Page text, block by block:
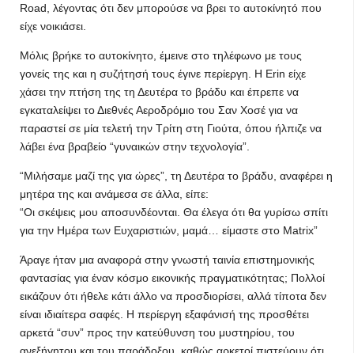
Road, λέγοντας ότι δεν μπορούσε να βρει το αυτοκίνητό που
είχε νοικιάσει.
Μόλις βρήκε το αυτοκίνητο, έμεινε στο τηλέφωνο με τους
γονείς της και η συζήτησή τους έγινε περίεργη. Η Erin είχε
χάσει την πτήση της τη Δευτέρα το βράδυ και έπρεπε να
εγκαταλείψει το Διεθνές Αεροδρόμιο του Σαν Χοσέ για να
παραστεί σε μία τελετή την Τρίτη στη Γιούτα, όπου ήλπιζε να
λάβει ένα βραβείο “γυναικών στην τεχνολογία”.
“Μιλήσαμε μαζί της για ώρες”, τη Δευτέρα το βράδυ, αναφέρει η
μητέρα της και ανάμεσα σε άλλα, είπε:
“Οι σκέψεις μου αποσυνδέονται. Θα έλεγα ότι θα γυρίσω σπίτι
για την Ημέρα των Ευχαριστιών, μαμά… είμαστε στο Matrix”
Άραγε ήταν μια αναφορά στην γνωστή ταινία επιστημονικής
φαντασίας για έναν κόσμο εικονικής πραγματικότητας; Πολλοί
εικάζουν ότι ήθελε κάτι άλλο να προσδιορίσει, αλλά τίποτα δεν
είναι ιδιαίτερα σαφές. Η περίεργη εξαφάνισή της προσθέτει
αρκετά “συν” προς την κατεύθυνση του μυστηρίου, του